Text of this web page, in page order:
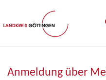
Zum Hauptinhalt springen
Anmeldung über